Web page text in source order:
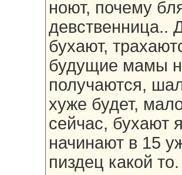
ноют, почему
девственница..
бухают,
будущие мамы
получаются,
хуже будет,
сейчас, бухают
начинают в 15
пиздец какой